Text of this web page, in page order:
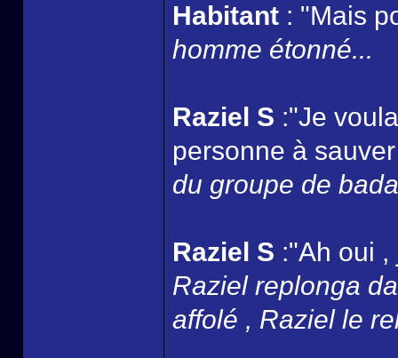
Habitant : "Mais
homme étonné...
Raziel S :"Je
personne à
du groupe de
Raziel S :"Ah oui
Raziel replonga
affolé , Raziel le